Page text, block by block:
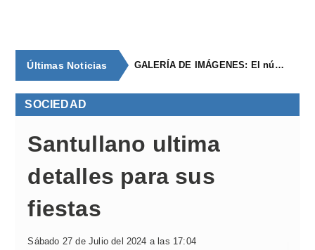
Últimas Noticias GALERÍA DE IMÁGENES: El núcleo de población de época romana con continuidad
SOCIEDAD
Santullano ultima
detalles para sus
fiestas
Sábado 27 de Julio del 2024 a las 17:04